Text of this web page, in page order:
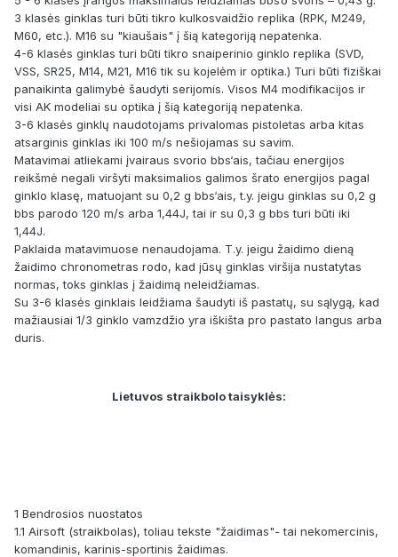
3 klasės ginklas turi būti tikro kulkosvaidžio replika (RPK, M249,
M60, etc.). M16 su "kiaušais" į šią kategoriją nepatenka.
4-6 klasės ginklas turi būti tikro snaiperinio ginklo replika (SVD,
VSS, SR25, M14, M21, M16 tik su kojelėm ir optika.) Turi būti fiziškai
panaikinta galimybė šaudyti serijomis. Visos M4 modifikacijos ir
visi AK modeliai su optika į šią kategoriją nepatenka.
3-6 klasės ginklų naudotojams privalomas pistoletas arba kitas
atsarginis ginklas iki 100 m/s nešiojamas su savim.
Matavimai atliekami įvairaus svorio bbs‘ais, tačiau energijos
reikšmė negali viršyti maksimalios galimos šrato energijos pagal
ginklo klasę, matuojant su 0,2 g bbs‘ais, t.y. jeigu ginklas su 0,2 g
bbs parodo 120 m/s arba 1,44J, tai ir su 0,3 g bbs turi būti iki
1,44J.
Paklaida matavimuose nenaudojama. T.y. jeigu žaidimo dieną
žaidimo chronometras rodo, kad jūsų ginklas viršija nustatytas
normas, toks ginklas į žaidimą neleidžiamas.
Su 3-6 klasės ginklais leidžiama šaudyti iš pastatų, su sąlygą, kad
mažiausiai 1/3 ginklo vamzdžio yra iškišta pro pastato langus arba
duris.
Lietuvos straikbolo taisyklės:
1 Bendrosios nuostatos
1.1 Airsoft (straikbolas), toliau tekste "žaidimas"- tai nekomercinis,
komandinis, karinis-sportinis žaidimas.